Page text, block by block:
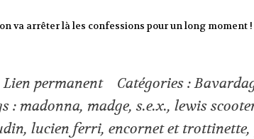
va arrêter là les confessions pour un long moment !
Lien permanent Catégories :
: madonna, madge,s.e.x.,lewis
,lucien ferri,encornet et trottinette,